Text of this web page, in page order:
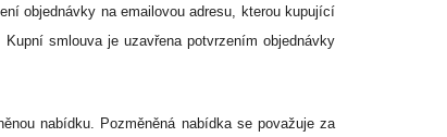
objednávky na emailovou adresu, kterou kupující
smlouva je uzavřena potvrzením objednávky
nabídku. Pozměněná nabídka se považuje za